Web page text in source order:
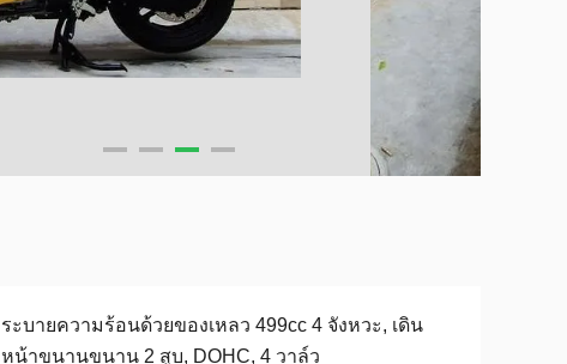
ระบายความร้อนด้วยของเหลว 499cc 4 จังหวะ, เดิน
หน้าขนานขนาน 2 สูบ, DOHC, 4 วาล์ว